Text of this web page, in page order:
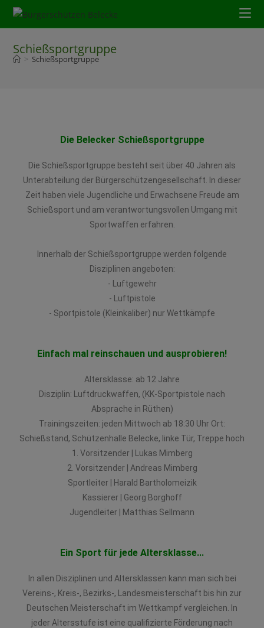
Schießsportgruppe
> Schießsportgruppe
Die Belecker Schießsportgruppe
Die Schießsportgruppe besteht seit über 40 Jahren als
Unterabteilung der Bürgerschützengesellschaft. In dieser
Zeit haben viele Jugendliche und Erwachsene Freude am
Schießsport und am verantwortungsvollen Umgang mit
Sportwaffen erfahren.
Innerhalb der Schießsportgruppe werden folgende
Disziplinen angeboten:
- Luftgewehr
- Luftpistole
- Sportpistole (Kleinkaliber) nur Wettkämpfe
Einfach mal reinschauen und ausprobieren!
Altersklasse: ab 12 Jahre
Disziplin: Luftdruckwaffen, (KK-Sportpistole nach
Absprache in Rüthen)
Trainingszeiten: jeden Mittwoch ab 18:30 Uhr Ort:
Schießstand, Schützenhalle Belecke, linke Tür, Treppe hoch
1. Vorsitzender | Lukas Mimberg
2. Vorsitzender | Andreas Mimberg
Sportleiter | Harald Bartholomeizik
Kassierer | Georg Borghoff
Jugendleiter | Matthias Sellmann
Ein Sport für jede Altersklasse...
In allen Disziplinen und Altersklassen kann man sich bei
Vereins-, Kreis-, Bezirks-, Landesmeisterschaft bis hin zur
Deutschen Meisterschaft im Wettkampf vergleichen. In
jeder Altersstufe ist eine qualifizierte Förderung nach